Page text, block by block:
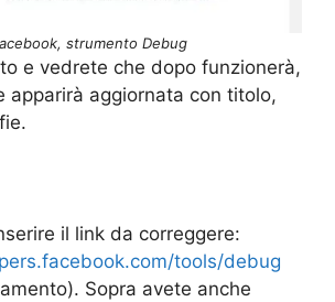
strumento Debug
e vedrete che dopo funzionerà,
apparirà aggiornata con titolo,
il link da correggere:
tools/debug
Sopra avete anche